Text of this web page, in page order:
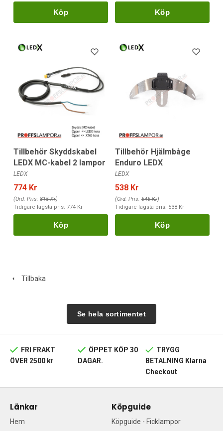
Köp Köp
Tillbehör Skyddskabel
LEDX MC-kabel 2 lampor
LEDX
774 Kr
(Ord. Pris: 815 Kr)
Tidigare lägsta pris: 774 Kr
Köp
Tillbehör Hjälmbåge
Enduro LEDX
LEDX
538 Kr
(Ord. Pris: 545 Kr)
Tidigare lägsta pris: 538 Kr
Köp
Tillbaka
Se hela sortimentet
FRI FRAKT
ÖVER 2500 kr
ÖPPET KÖP 30
DAGAR.
TRYGG
BETALNING Klarna
Checkout
Länkar
Hem
Köpguide
Köpguide - Ficklampor